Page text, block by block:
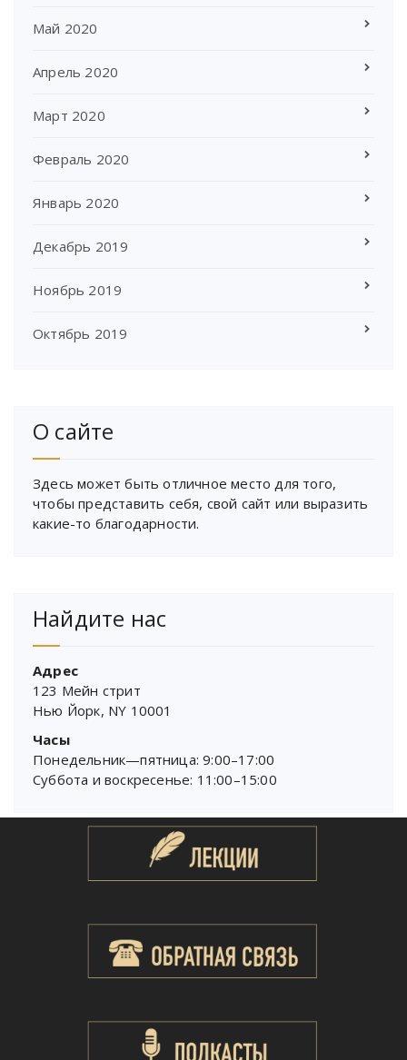
Май 2020
Апрель 2020
Март 2020
Февраль 2020
Январь 2020
Декабрь 2019
Ноябрь 2019
Октябрь 2019
О сайте
Здесь может быть отличное место для того,
чтобы представить себя, свой сайт или выразить
какие-то благодарности.
Найдите нас
Адрес
123 Мейн стрит
Нью Йорк, NY 10001
Часы
Понедельник—пятница: 9:00–17:00
Суббота и воскресенье: 11:00–15:00